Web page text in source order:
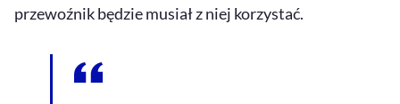
przewoźnik będzie musiał z niej korzystać.